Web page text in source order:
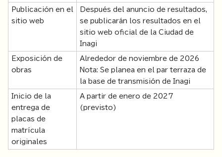
Publicación en el
sitio web
Después del anuncio de resultados,
se publicarán los resultados en el
sitio web oficial de la Ciudad de
Inagi
Exposición de
obras
Alrededor de noviembre de 2026
Nota: Se planea en el par terraza de
la base de transmisión de Inagi
Inicio de la
entrega de
placas de
matrícula
originales
A partir de enero de 2027
(previsto)